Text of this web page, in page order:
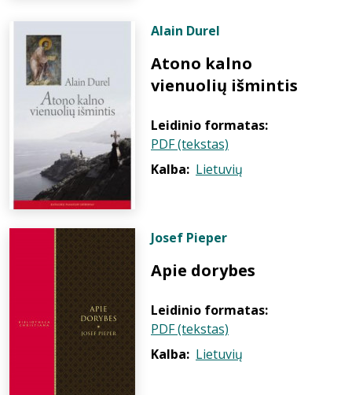
Alain Durel
Atono kalno
vienuolių išmintis
Leidinio formatas:
PDF (tekstas)
Kalba: Lietuvių
Josef Pieper
Apie dorybes
Leidinio formatas:
PDF (tekstas)
Kalba: Lietuvių